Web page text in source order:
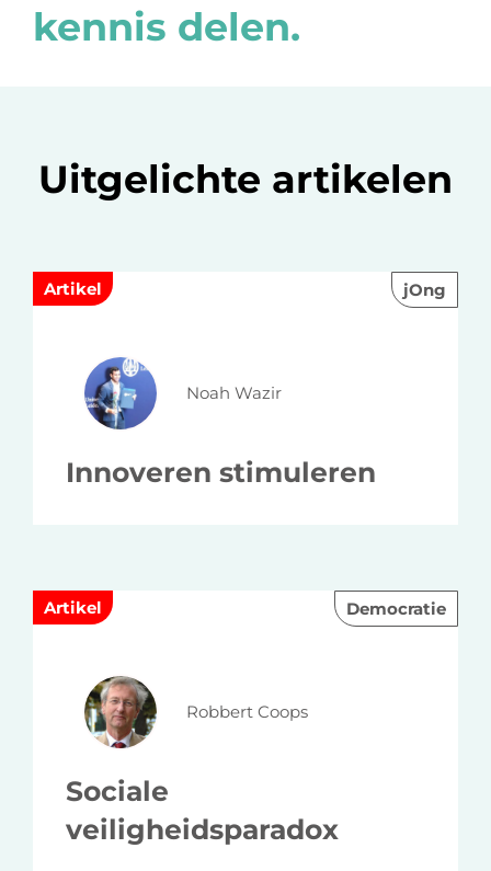
kennis delen.
Uitgelichte artikelen
Artikel jOng
Noah Wazir
Innoveren stimuleren
Artikel Democratie
Robbert Coops
Sociale
veiligheidsparadox